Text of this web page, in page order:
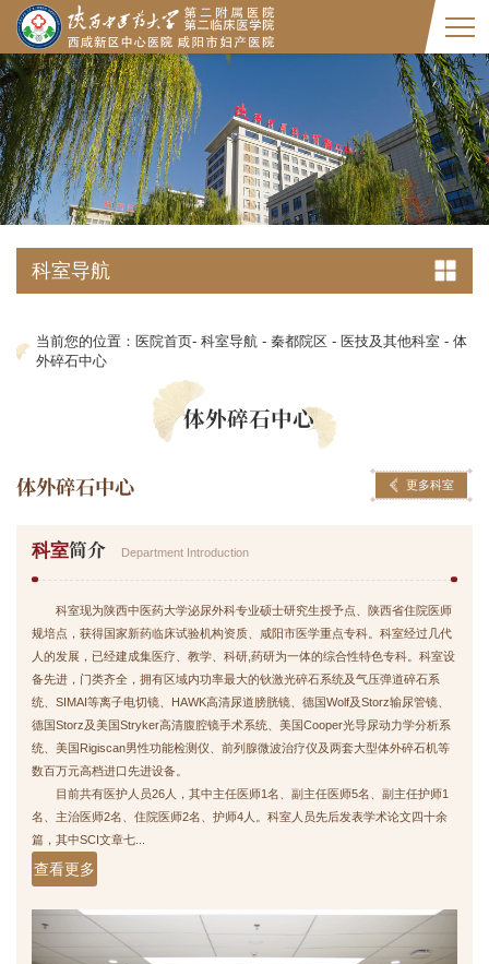
科室导航
当前您的位置： 医院首页- 科室导航 - 秦都院区- 医技及其他科室 - 体
外碎石中心
体外碎石中心
体外碎石中心 更多科室
科室简介 Department Introduction
科室现为陕西中医药大学泌尿外科专业硕士研究生授予点、陕西省住院医师
规培点，获得国家新药临床试验机构资质、咸阳市医学重点专科。科室经过几代
人的发展，已经建成集医疗、教学、科研,药研为一体的综合性特色专科。科室设
备先进，门类齐全，拥有区域内功率最大的钬激光碎石系统及气压弹道碎石系
统、SIMAI等离子电切镜、HAWK高清尿道膀胱镜、德国Wolf及Storz输尿管镜、
德国Storz及美国Stryker高清腹腔镜手术系统、美国Cooper光导尿动力学分析系
统、美国Rigiscan男性功能检测仪、前列腺微波治疗仪及两套大型体外碎石机等
数百万元高档进口先进设备。
目前共有医护人员26人，其中主任医师1名、副主任医师5名、副主任护师1
名、主治医师2名、住院医师2名、护师4人。科室人员先后发表学术论文四十余
篇，其中SCI文章七...
查看更多